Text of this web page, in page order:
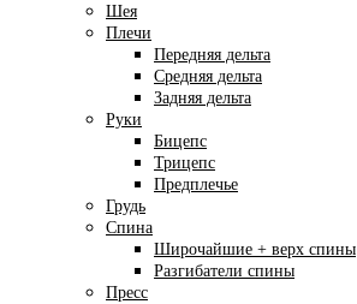
Шея
Плечи
Передняя дельта
Средняя дельта
Задняя дельта
Руки
Бицепс
Трицепс
Предплечье
Грудь
Спина
Широчайшие + верх спины
Разгибатели спины
Пресс